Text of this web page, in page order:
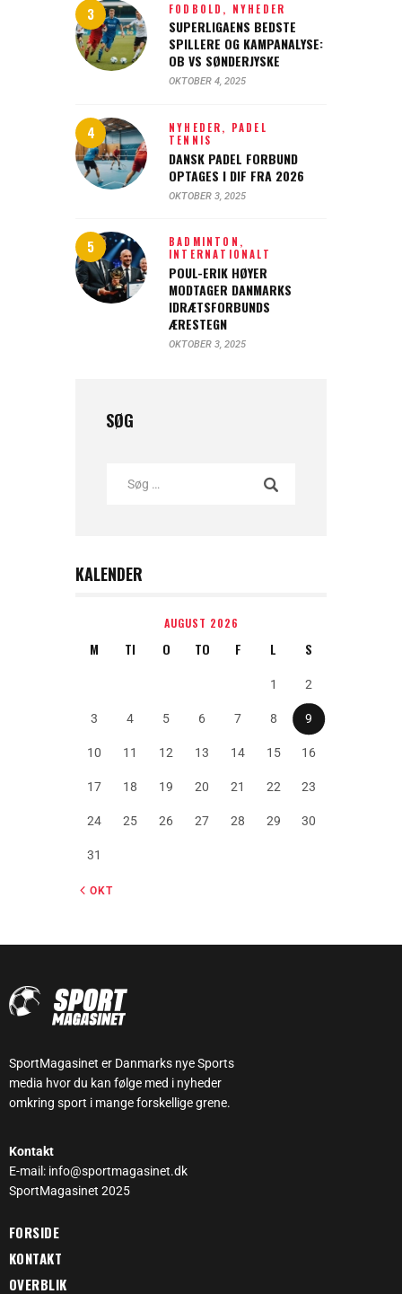
FODBOLD, NYHEDER
SUPERLIGAENS BEDSTE
SPILLERE OG KAMPANALYSE:
OB VS SØNDERJYSKE
OKTOBER 4, 2025
NYHEDER, PADEL
TENNIS
DANSK PADEL FORBUND
OPTAGES I DIF FRA 2026
OKTOBER 3, 2025
BADMINTON,
INTERNATIONALT
POUL-ERIK HØYER
MODTAGER DANMARKS
IDRÆTSFORBUNDS
ÆRESTEGN
OKTOBER 3, 2025
SØG
KALENDER
AUGUST 2026
M TI O TO F L S
1 2
3 4 5 6 7 8 9
10 11 12 13 14 15 16
17 18 19 20 21 22 23
24 25 26 27 28 29 30
31
« OKT
SportMagasinet er Danmarks nye Sports
media hvor du kan følge med i nyheder
omkring sport i mange forskellige grene.
Kontakt
E-mail: info@sportmagasinet.dk
SportMagasinet 2025
FORSIDE
KONTAKT
OVERBLIK